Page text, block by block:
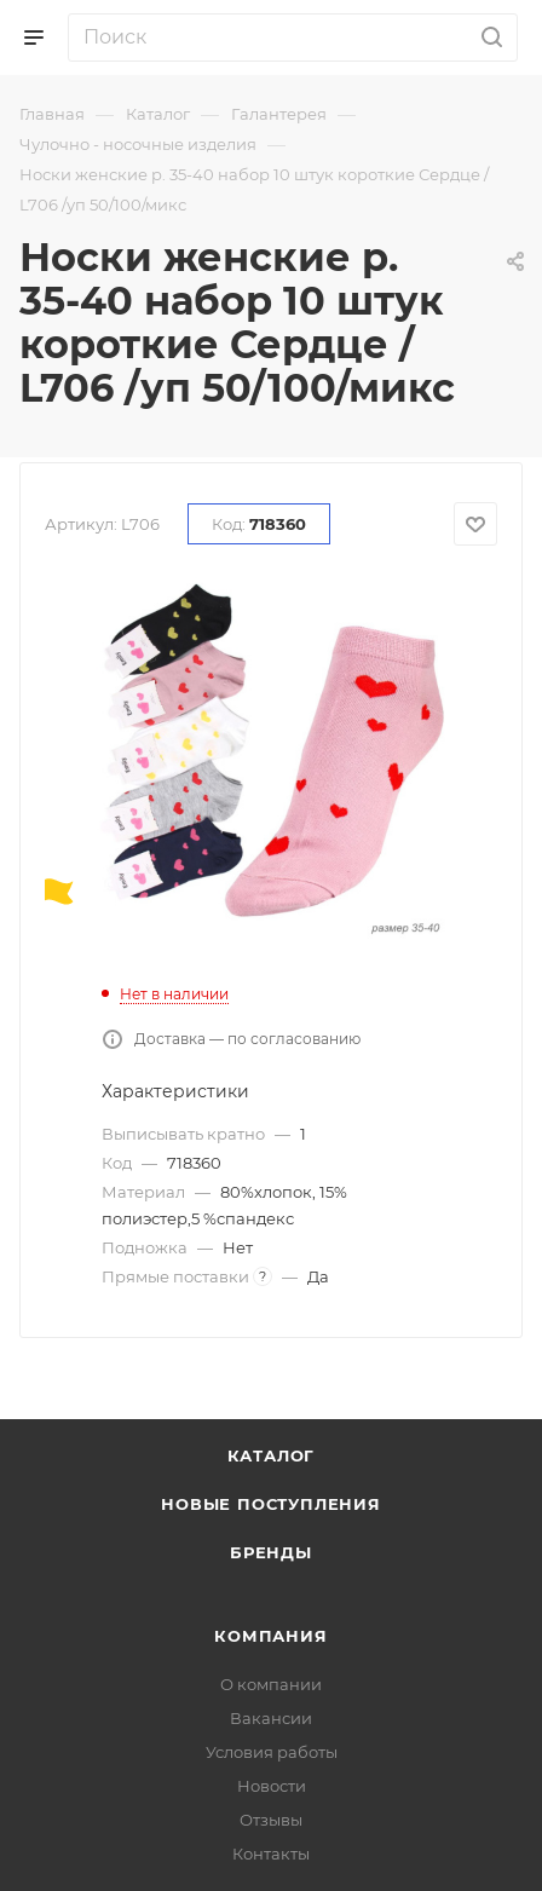
Главная — Каталог — Галантерея —
Чулочно - носочные изделия —
Носки женские р. 35-40 набор 10 штук короткие Сердце /
L706 /уп 50/100/микс
Носки женские р.
35-40 набор 10 штук
короткие Сердце /
L706 /уп 50/100/микс
Артикул: L706 Код: 718360
Нет в наличии
Доставка — по согласованию
Характеристики
Выписывать кратно — 1
Код — 718360
Материал — 80%хлопок, 15%
полиэстер,5 %спандекс
Подножка — Нет
Прямые поставки
? — Да
КАТАЛОГ
НОВЫЕ ПОСТУПЛЕНИЯ
БРЕНДЫ
КОМПАНИЯ
О компании
Вакансии
Условия работы
Новости
Отзывы
Контакты